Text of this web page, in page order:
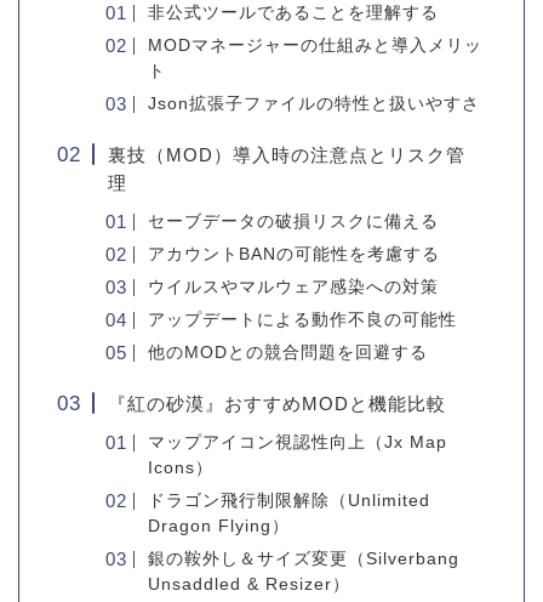
非公式ツールであることを理解する
MODマネージャーの仕組みと導入メリッ
ト
Json拡張子ファイルの特性と扱いやすさ
裏技（MOD）導入時の注意点とリスク管
理
セーブデータの破損リスクに備える
アカウントBANの可能性を考慮する
ウイルスやマルウェア感染への対策
アップデートによる動作不良の可能性
他のMODとの競合問題を回避する
『紅の砂漠』おすすめMODと機能比較
マップアイコン視認性向上（Jx Map
Icons）
ドラゴン飛行制限解除（Unlimited
Dragon Flying）
銀の鞍外し＆サイズ変更（Silverbang
Unsaddled & Resizer）